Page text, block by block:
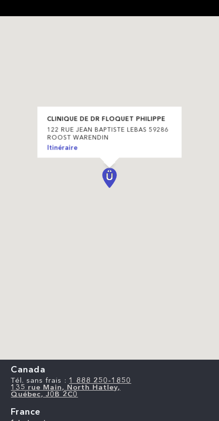
CLINIQUE DE DR FLOQUET PHILIPPE
122 RUE JEAN BAPTISTE LEBAS 59286
ROOST WARENDIN
Itinéraire
Canada
Tél. sans frais : 1 888 250-1850
135 rue Main, North Hatley,
Québec, J0B 2C0
France